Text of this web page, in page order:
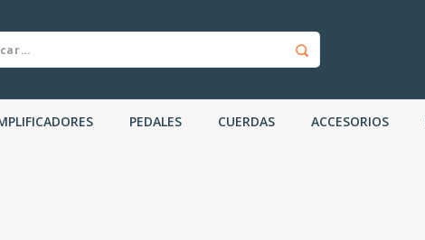
PEDALES CUERDAS ACCESORIOS